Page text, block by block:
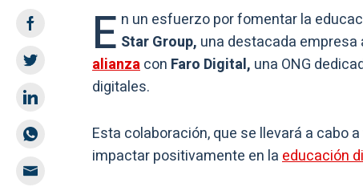
E n un esfuerzo por fomentar la
Star Group, una destacada
alianzacon Faro Digital, una ONG
digitales.
Esta colaboración, que se llevará a cabo
impactar positivamente en laeducación